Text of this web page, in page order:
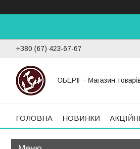
+380 (67) 423-67-67
ОБЕРІГ - Магазин
ГОЛОВНА НОВИНКИ